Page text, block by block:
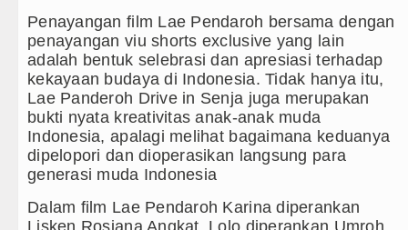
Penayangan film Lae Pendaroh bersama dengan
penayangan viu shorts exclusive yang lain
adalah bentuk selebrasi dan apresiasi terhadap
kekayaan budaya di Indonesia. Tidak hanya itu,
Lae Panderoh Drive in Senja juga merupakan
bukti nyata kreativitas anak-anak muda
Indonesia, apalagi melihat bagaimana keduanya
dipelopori dan dioperasikan langsung para
generasi muda Indonesia
Dalam film Lae Pendaroh Karina diperankan